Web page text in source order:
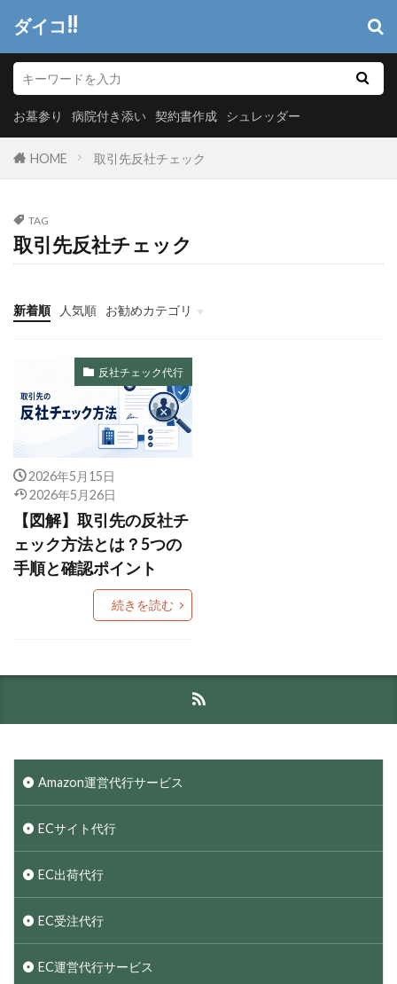
ダイコ!!
お墓参り 病院付き添い 契約書作成 シュレッダー
HOME 取引先反社チェック
TAG
取引先反社チェック
新着順 人気順 お勧めカテゴリ
ヘッダーメニュー
システム開発
情報システム
マーケティング
反社チェック代行
2026年5月15日
2026年5月26日
【図解】取引先の反社チ
ェック方法とは？5つの
手順と確認ポイント
続きを読む
Amazon運営代行サービス
ECサイト代行
EC出荷代行
EC受注代行
EC運営代行サービス